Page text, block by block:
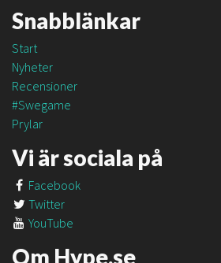
Snabblänkar
Start
Nyheter
Recensioner
#Swegame
Prylar
Vi är sociala på
Facebook
Twitter
YouTube
Om Hype.se